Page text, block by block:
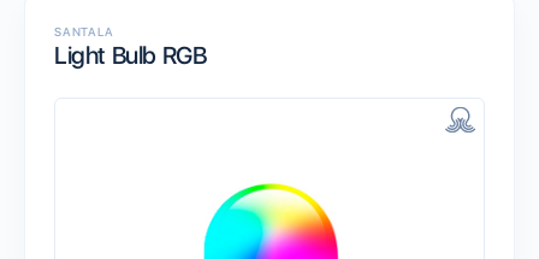
SANTALA
Light Bulb RGB